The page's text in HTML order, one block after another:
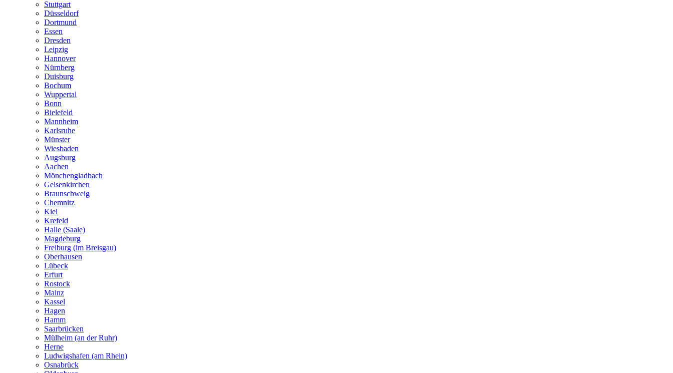
Stuttgart
Düsseldorf
Dortmund
Essen
Dresden
Leipzig
Hannover
Nürnberg
Duisburg
Bochum
Wuppertal
Bonn
Bielefeld
Mannheim
Karlsruhe
Münster
Wiesbaden
Augsburg
Aachen
Mönchengladbach
Gelsenkirchen
Braunschweig
Chemnitz
Kiel
Krefeld
Halle (Saale)
Magdeburg
Freiburg (im Breisgau)
Oberhausen
Lübeck
Erfurt
Rostock
Mainz
Kassel
Hagen
Hamm
Saarbrücken
Mülheim (an der Ruhr)
Herne
Ludwigshafen (am Rhein)
Osnabrück